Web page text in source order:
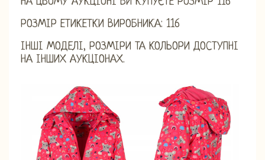
РОЗМІР ЕТИКЕТКИ ВИРОБНИКА: 116
ІНШІ МОДЕЛІ, РОЗМІРИ ТА КОЛЬОРИ ДОСТУПНІ
НА ІНШИХ АУКЦІОНАХ.